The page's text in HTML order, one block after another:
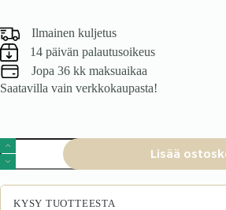
Ilmainen kuljetus
14 päivän palautusoikeus
Jopa 36 kk maksuaikaa
Saatavilla vain verkkokaupasta!
Ruokapöytä
DUNTON-
sarjaan.
määrä
Lisää
KYSY TUOTTEESTA